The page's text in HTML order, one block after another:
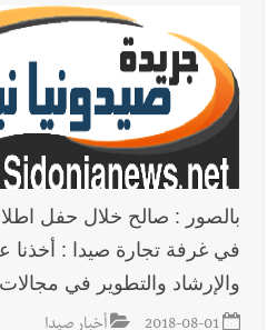
جنبلاط: هل أصبحت
أخبار العالم الرئيس الأميركي
وإعلام إيراني: الاتّفاق مع عُمان
بالصور : صالح خلال حفل
في غرفة تجارة صيدا : أخذنا
والإرشاد والتطوير في
2018-08-01 أخبار صيدا